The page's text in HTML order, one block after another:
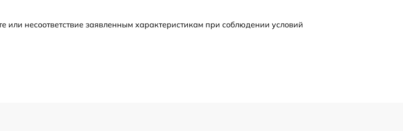
несоответствие заявленным характеристикам при соблюдении условий